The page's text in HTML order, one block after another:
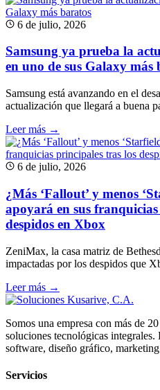
6 de julio, 2026
Samsung ya prueba la
en uno de sus Galaxy más
Samsung está avanzando en el
actualización que llegará a buena
Leer más →
6 de julio, 2026
¿Más ‘Fallout’ y menos
apoyará en sus
despidos en Xbox
ZeniMax, la casa matriz de
impactadas por los despidos que
Leer más →
Somos una empresa con más de
soluciones tecnológicas
software, diseño gráfico,
Servicios